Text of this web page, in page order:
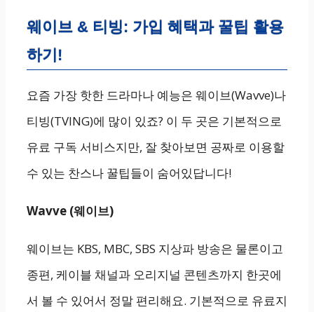
웨이브 & 티빙: 가입 혜택과 꿀팁 활용
하기!
요즘 가장 핫한 드라마나 예능은 웨이브(Wavve)나
티빙(TVING)에 많이 있죠? 이 두 곳은 기본적으로
유료 구독 서비스지만, 잘 찾아보면 공짜로 이용할
수 있는 찬스나 꿀팁들이 숨어있답니다!
Wavve (웨이브)
웨이브는 KBS, MBC, SBS 지상파 방송은 물론이고
종편, 케이블 채널과 오리지널 콘텐츠까지 한곳에
서 볼 수 있어서 정말 편리해요. 기본적으로 유료지